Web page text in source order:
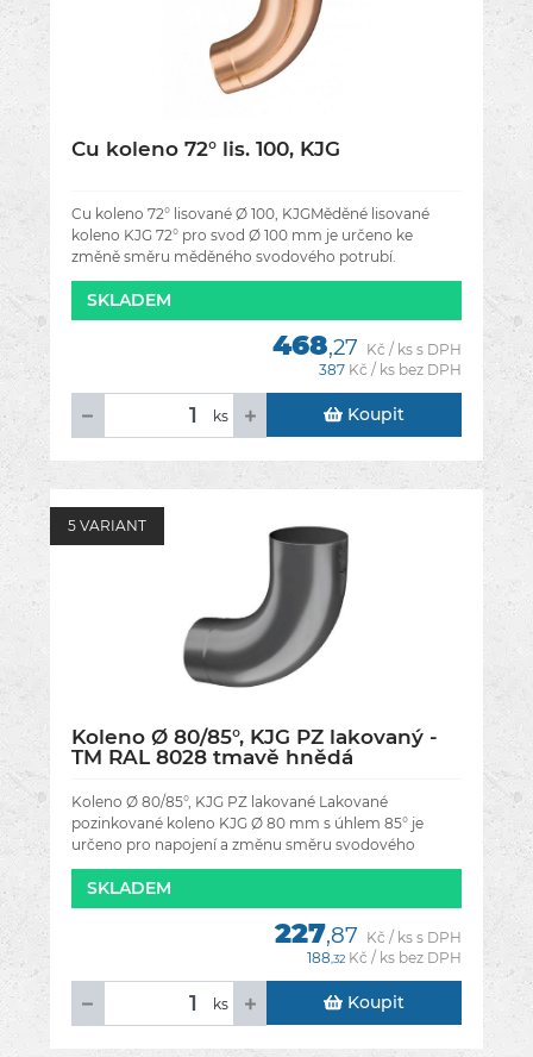
Cu koleno 72° lis. 100, KJG
Cu koleno 72° lisované Ø 100, KJGMěděné lisované
koleno KJG 72° pro svod Ø 100 mm je určeno ke
změně směru měděného svodového potrubí.
Umožňuje praktické vedení svodu kolem
SKLADEM
468,27 Kč / ks s DPH
387 Kč / ks bez DPH
ks Koupit
5 VARIANT
Koleno Ø 80/85°, KJG PZ lakovaný -
TM RAL 8028 tmavě hnědá
Koleno Ø 80/85°, KJG PZ lakované Lakované
pozinkované koleno KJG Ø 80 mm s úhlem 85° je
určeno pro napojení a změnu směru svodového
potrubí okapového systému. Díky ostřejšímu
SKLADEM
227,87 Kč / ks s DPH
188,32 Kč / ks bez DPH
ks Koupit